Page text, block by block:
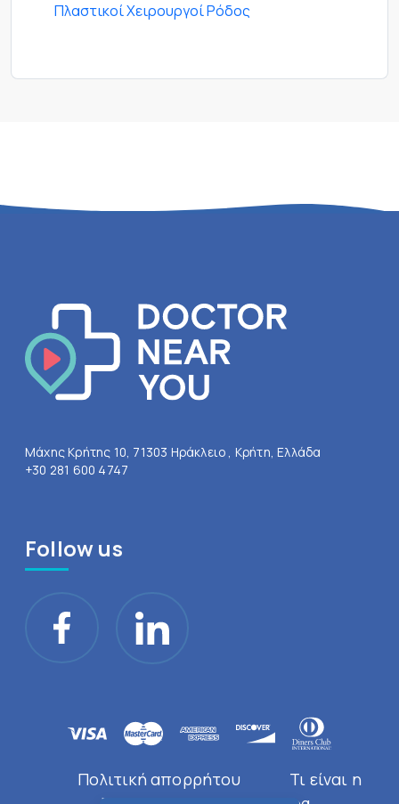
Πλαστικοί Χειρουργοί Ρόδος
Μάχης Κρήτης 10, 71303 Ηράκλειο , Κρήτη, Ελλάδα
+30 281 600 4747
Follow us
Πολιτική απορρήτου
Τι είναι η